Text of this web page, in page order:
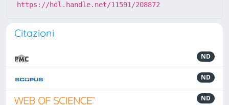
https://hdl.handle.net/11591/208872
Citazioni
ND
ND
ND